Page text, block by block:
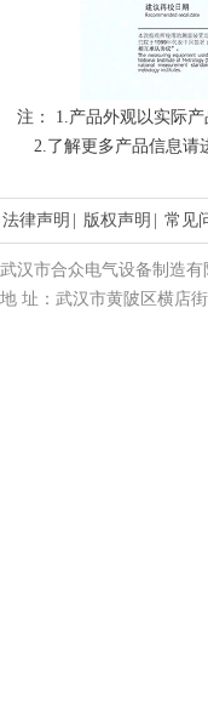
注： 1.产品外观以实际产
2.了解更多产品信息请进
法律声明 版权声明 常见
武汉市合众电气设备制造有
地 址：武汉市黄陂区横店